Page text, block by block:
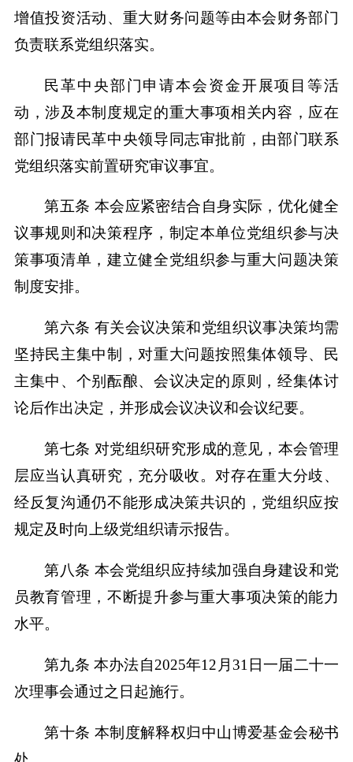
增值投资活动、重大财务问题等由本会财务部门
负责联系党组织落实。
民革中央部门申请本会资金开展项目等活
动，涉及本制度规定的重大事项相关内容，应在
部门报请民革中央领导同志审批前，由部门联系
党组织落实前置研究审议事宜。
第五条 本会应紧密结合自身实际，优化健全
议事规则和决策程序，制定本单位党组织参与决
策事项清单，建立健全党组织参与重大问题决策
制度安排。
第六条 有关会议决策和党组织议事决策均需
坚持民主集中制，对重大问题按照集体领导、民
主集中、个别酝酿、会议决定的原则，经集体讨
论后作出决定，并形成会议决议和会议纪要。
第七条 对党组织研究形成的意见，本会管理
层应当认真研究，充分吸收。对存在重大分歧、
经反复沟通仍不能形成决策共识的，党组织应按
规定及时向上级党组织请示报告。
第八条 本会党组织应持续加强自身建设和党
员教育管理，不断提升参与重大事项决策的能力
水平。
第九条 本办法自2025年12月31日一届二十一
次理事会通过之日起施行。
第十条 本制度解释权归中山博爱基金会秘书